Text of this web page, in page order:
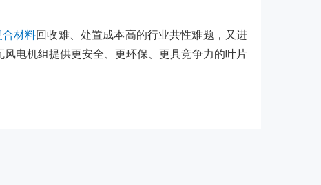
材料回收难、处置成本高的行业共性难题，又进
电机组提供更安全、更环保、更具竞争力的叶片